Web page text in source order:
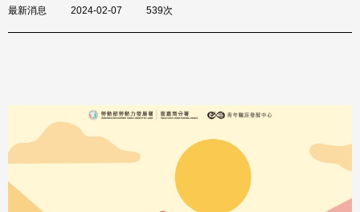
最新消息 2024-02-07 539次